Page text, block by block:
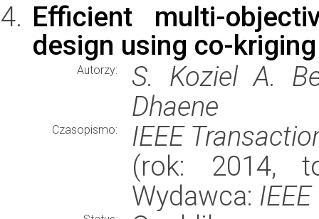
Efficient multi-
design using co-kriging
Autorzy:
S. Koziel A.
Dhaene
Czasopismo:
IEEE
(rok: 2014,
Wydawca: IEEE